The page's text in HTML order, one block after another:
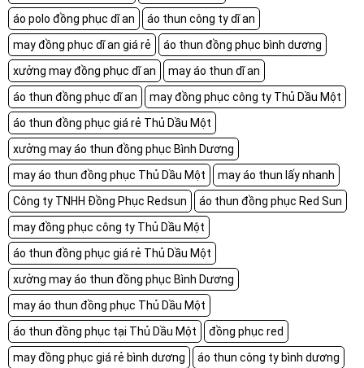
áo polo đồng phục dĩ an
áo thun công ty dĩ an
may đồng phục dĩ an giá rẻ
áo thun đồng phục bình dương
xưởng may đồng phục dĩ an
may áo thun dĩ an
áo thun đồng phục dĩ an
may đồng phục công ty Thủ Dầu Một
áo thun đồng phục giá rẻ Thủ Dầu Một
xưởng may áo thun đồng phục Bình Dương
may áo thun đồng phục Thủ Dầu Một
may áo thun lấy nhanh
Công ty TNHH Đồng Phục Redsun
áo thun đồng phục Red Sun
may đồng phục công ty Thủ Dầu Một
áo thun đồng phục giá rẻ Thủ Dầu Một
xưởng may áo thun đồng phục Bình Dương
may áo thun đồng phục Thủ Dầu Một
áo thun đồng phục tại Thủ Dầu Một
đồng phục red
may đồng phục giá rẻ bình dương
áo thun công ty bình dương